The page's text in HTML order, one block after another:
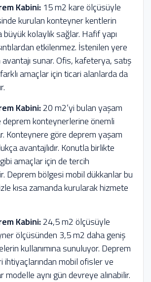
Kabini: 15 m2 kare ölçüsüyle
kurulan konteyner kentlerin
büyük kolaylık sağlar. Hafif yapı
etkilenmez. İstenilen yere
sunar. Ofis, kafeterya, satış
amaçlar için ticari alanlarda da
Kabini:20 m2’yi bulan yaşam
deprem konteynerlerine önemli
Konteynere göre deprem yaşam
avantajlıdır. Konutla birlikte
amaçlar için de tercih
Deprem bölgesi mobil dükkanlar bu
kısa zamanda kurularak hizmete
Kabini:24,5 m2 ölçüsüyle
ölçüsünden 3,5 m2 daha geniş
kullanımına sunuluyor. Deprem
ihtiyaçlarından mobil ofisler ve
modelle aynı gün devreye alınabilir.